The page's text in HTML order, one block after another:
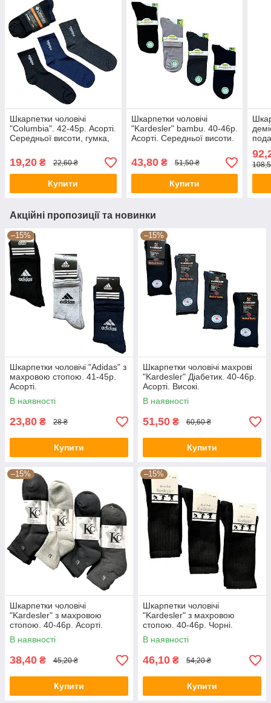
Шкарпетки чоловічі
"Columbia". 42-45р. Асорті.
Середньої висоти, гумка,
19,20 ₴ 22,60 ₴
Купити
Шкарпетки чоловічі
"Kardesler" bambu. 40-46р.
Асорті. Середньої висоти.
43,80₴ 51,50 ₴
Купити
Акційні пропозиції та новинки
–15%
Шкарпетки чоловічі "Adidas" з
махровою стопою. 41-45р.
Асорті.
В наявності
23,80 ₴ 28 ₴
Купити
–15%
Шкарпетки чоловічі махрові
"Kardesler" Діабетик. 40-46р.
Асорті. Високі.
В наявності
51,50 ₴ 60,60 ₴
Купити
–15%
Шкарпетки чоловічі
"Kardesler" з махровою
стопою. 40-46р. Асорті.
Середньої висоти.
В наявності
38,40 ₴ 45,20 ₴
Купити
–15%
Шкарпетки чоловічі
"Kardesler" з махровою
стопою. 40-46р. Чорні.
Висока гумка.
В наявності
46,10 ₴ 54,20 ₴
Купити